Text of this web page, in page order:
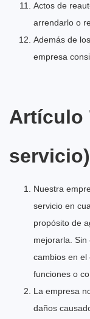
Actos de
arrendarlo o
Además de
empresa
Artículo
servicio)
Nuestra
servicio en
propósito de
mejorarla.
cambios en el
funciones o
La empresa
daños